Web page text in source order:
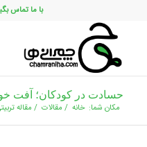
با ما تماس بگیرید:
حسادت در کودکان؛ آفت
مکان شما: خانه / مقالات / مقاله